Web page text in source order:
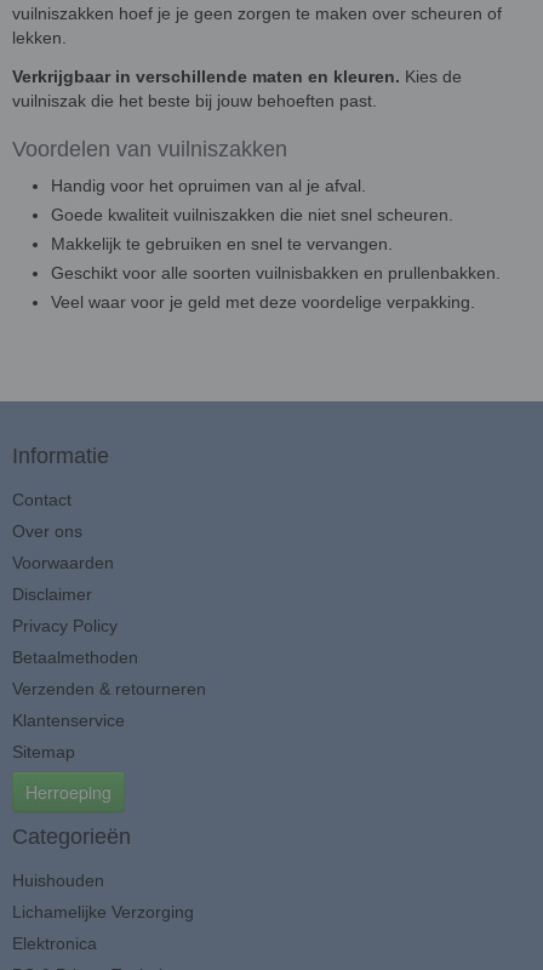
vuilniszakken hoef je je geen zorgen te maken over scheuren of
lekken.
Verkrijgbaar in verschillende maten en kleuren. Kies de
vuilniszak die het beste bij jouw behoeften past.
Voordelen van vuilniszakken
Handig voor het opruimen van al je afval.
Goede kwaliteit vuilniszakken die niet snel scheuren.
Makkelijk te gebruiken en snel te vervangen.
Geschikt voor alle soorten vuilnisbakken en prullenbakken.
Veel waar voor je geld met deze voordelige verpakking.
Informatie
Contact
Over ons
Voorwaarden
Disclaimer
Privacy Policy
Betaalmethoden
Verzenden & retourneren
Klantenservice
Sitemap
Herroeping
Categorieën
Huishouden
Lichamelijke Verzorging
Elektronica